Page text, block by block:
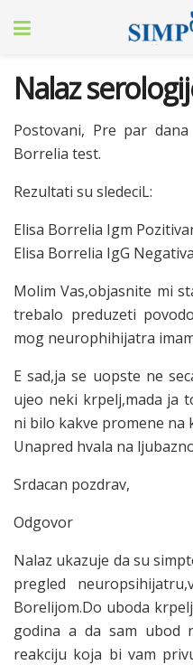
Nalaz
Postovani, Pre par
Borrelia test.
Rezultati su sledeciL:
Elisa Borrelia Igm
Elisa Borrelia IgG
Molim Vas,objasnite mi
trebalo preduzeti
mog neurophihijatra
E sad,ja se uopste ne
ujeo neki krpelj,mada ja
ni bilo kakve promene na
Unapred hvala na
Srdacan pozdrav,
Odgovor
Nalaz ukazuje da su
pregled
Borelijom.Do uboda
godina a da sam ubod
reakciju koja bi vam